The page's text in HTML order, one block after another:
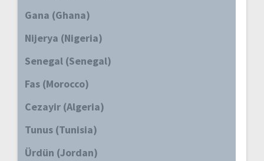
Gana (Ghana)
Nijerya (Nigeria)
Senegal (Senegal)
Fas (Morocco)
Cezayir (Algeria)
Tunus (Tunisia)
Ürdün (Jordan)